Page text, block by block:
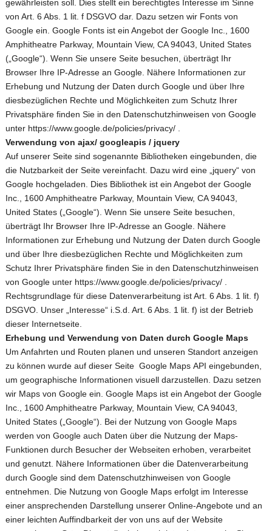
gewährleisten soll. Dies stellt ein berechtigtes Interesse im Sinne
von Art. 6 Abs. 1 lit. f DSGVO dar. Dazu setzen wir Fonts von
Google ein. Google Fonts ist ein Angebot der Google Inc., 1600
Amphitheatre Parkway, Mountain View, CA 94043, United States
(„Google“). Wenn Sie unsere Seite besuchen, überträgt Ihr
Browser Ihre IP-Adresse an Google. Nähere Informationen zur
Erhebung und Nutzung der Daten durch Google und über Ihre
diesbezüglichen Rechte und Möglichkeiten zum Schutz Ihrer
Privatsphäre finden Sie in den Datenschutzhinweisen von Google
unter https://www.google.de/policies/privacy/ .
Verwendung von ajax/ googleapis / jquery
Auf unserer Seite sind sogenannte Bibliotheken eingebunden, die
die Nutzbarkeit der Seite vereinfacht. Dazu wird eine „jquery“ von
Google hochgeladen. Dies Bibliothek ist ein Angebot der Google
Inc., 1600 Amphitheatre Parkway, Mountain View, CA 94043,
United States („Google“). Wenn Sie unsere Seite besuchen,
überträgt Ihr Browser Ihre IP-Adresse an Google. Nähere
Informationen zur Erhebung und Nutzung der Daten durch Google
und über Ihre diesbezüglichen Rechte und Möglichkeiten zum
Schutz Ihrer Privatsphäre finden Sie in den Datenschutzhinweisen
von Google unter https://www.google.de/policies/privacy/ .
Rechtsgrundlage für diese Datenverarbeitung ist Art. 6 Abs. 1 lit. f)
DSGVO. Unser „Interesse“ i.S.d. Art. 6 Abs. 1 lit. f) ist der Betrieb
dieser Internetseite.
Erhebung und Verwendung von Daten durch Google Maps
Um Anfahrten und Routen planen und unseren Standort anzeigen
zu können wurde auf dieser Seite Google Maps API eingebunden,
um geographische Informationen visuell darzustellen. Dazu setzen
wir Maps von Google ein. Google Maps ist ein Angebot der Google
Inc., 1600 Amphitheatre Parkway, Mountain View, CA 94043,
United States („Google“). Bei der Nutzung von Google Maps
werden von Google auch Daten über die Nutzung der Maps-
Funktionen durch Besucher der Webseiten erhoben, verarbeitet
und genutzt. Nähere Informationen über die Datenverarbeitung
durch Google sind dem Datenschutzhinweisen von Google
entnehmen. Die Nutzung von Google Maps erfolgt im Interesse
einer ansprechenden Darstellung unserer Online-Angebote und an
einer leichten Auffindbarkeit der von uns auf der Website